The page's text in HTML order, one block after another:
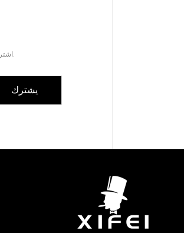
اشترك الآن للحصول على كتالوج المنتجات المحدثة لملحقات السيجار.
يشترك